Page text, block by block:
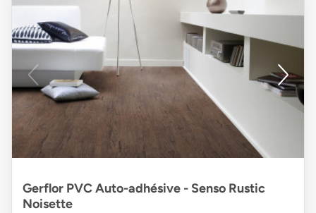
Gerflor PVC Auto-adhésive - Senso Rustic
Noisette